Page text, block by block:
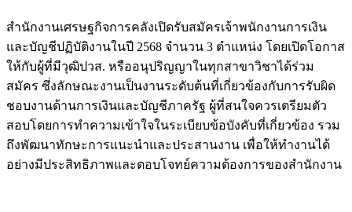
สำนักงานเศรษฐกิจการคลังเปิดรับสมัครเจ้าพนักงานการเงิน
และบัญชีปฏิบัติงานในปี 2568 จำนวน 3 ตำแหน่ง โดยเปิดโอกาส
ให้กับผู้ที่มีวุฒิปวส. หรืออนุปริญญาในทุกสาขาวิชาได้ร่วม
สมัคร ซึ่งลักษณะงานเป็นงานระดับต้นที่เกี่ยวข้องกับการรับผิด
ชอบงานด้านการเงินและบัญชีภาครัฐ ผู้ที่สนใจควรเตรียมตัว
สอบโดยการทำความเข้าใจในระเบียบข้อบังคับที่เกี่ยวข้อง รวม
ถึงพัฒนาทักษะการแนะนำและประสานงาน เพื่อให้ทำงานได้
อย่างมีประสิทธิภาพและตอบโจทย์ความต้องการของสำนักงาน